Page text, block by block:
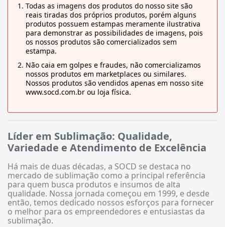
Todas as imagens dos produtos do nosso site são
reais tiradas dos próprios produtos, porém alguns
produtos possuem estampas meramente ilustrativa
para demonstrar as possibilidades de imagens, pois
os nossos produtos são comercializados sem
estampa.
Não caia em golpes e fraudes, não comercializamos
nossos produtos em marketplaces ou similares.
Nossos produtos são vendidos apenas em nosso site
www.socd.com.br ou loja física.
Líder em Sublimação: Qualidade,
Variedade e Atendimento de Excelência
Há mais de duas décadas, a SOCD se destaca no
mercado de sublimação como a principal referência
para quem busca produtos e insumos de alta
qualidade. Nossa jornada começou em 1999, e desde
então, temos dedicado nossos esforços para fornecer
o melhor para os empreendedores e entusiastas da
sublimação.